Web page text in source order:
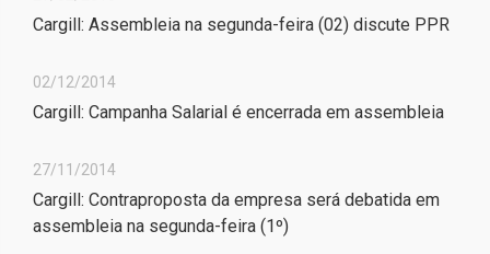
Cargill: Assembleia na segunda-feira (02) discute PPR
02/12/2014
Cargill: Campanha Salarial é encerrada em assembleia
27/11/2014
Cargill: Contraproposta da empresa será debatida em
assembleia na segunda-feira (1º)